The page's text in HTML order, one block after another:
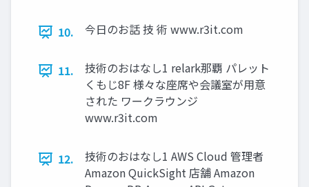
10. 今日のお話 技 術 www.r3it.com
11.
技術のおはなし1 relark那覇 パレット
くもじ8F 様々な座席や会議室が用意
された ワークラウンジ
www.r3it.com
12.
技術のおはなし1 AWS Cloud 管理者
Amazon QuickSight 店舗 Amazon